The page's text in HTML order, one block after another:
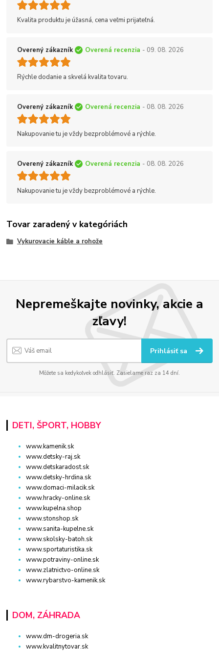
Kvalita produktu je úžasná, cena veľmi prijateľná.
Overený zákazník Overená recenzia - 09. 08. 2026
Rýchle dodanie a skvelá kvalita tovaru.
Overený zákazník Overená recenzia - 08. 08. 2026
Nakupovanie tu je vždy bezproblémové a rýchle.
Overený zákazník Overená recenzia - 08. 08. 2026
Nakupovanie tu je vždy bezproblémové a rýchle.
Tovar zaradený v kategóriách
Vykurovacie káble a rohože
Nepremeškajte novinky, akcie a
zľavy!
Prihlásiť sa
Môžete sa kedykoľvek odhlásiť. Zasielame raz za 14 dní.
DETI, ŠPORT, HOBBY
www.kamenik.sk
www.detsky-raj.sk
www.detskaradost.sk
www.detsky-hrdina.sk
www.domaci-milacik.sk
www.hracky-online.sk
www.kupelna.shop
www.stonshop.sk
www.sanita-kupelne.sk
www.skolsky-batoh.sk
www.sportaturistika.sk
www.potraviny-online.sk
www.zlatnictvo-online.sk
www.rybarstvo-kamenik.sk
DOM, ZÁHRADA
www.dm-drogeria.sk
www.kvalitnytovar.sk